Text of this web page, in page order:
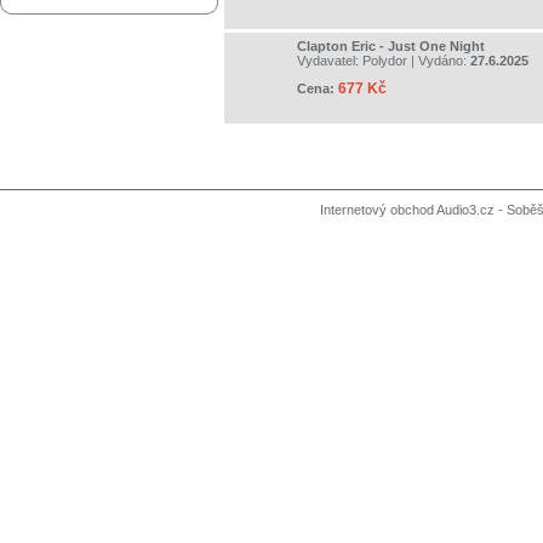
Clapton Eric - Just One Night
Vydavatel: Polydor | Vydáno: 27.6.2025
Cena: 677 Kč
Internetový obchod Audio3.cz -